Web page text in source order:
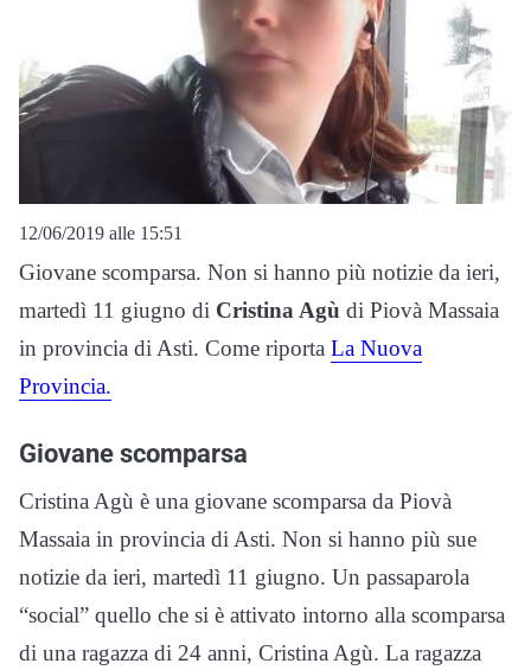
12/06/2019 alle 15:51
Giovane scomparsa. Non si hanno più notizie da ieri,
martedì 11 giugno di Cristina Agù di Piovà Massaia
in provincia di Asti. Come riporta La Nuova
Provincia.
Giovane scomparsa
Cristina Agù è una giovane scomparsa da Piovà
Massaia in provincia di Asti. Non si hanno più sue
notizie da ieri, martedì 11 giugno. Un passaparola
“social” quello che si è attivato intorno alla scomparsa
di una ragazza di 24 anni, Cristina Agù. La ragazza